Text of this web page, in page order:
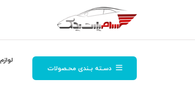
دسـته بـندی محـصولات